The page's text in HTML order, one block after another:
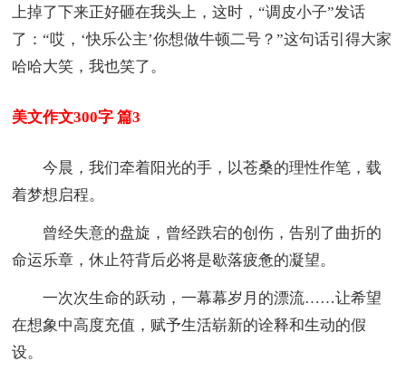
上掉了下来正好砸在我头上，这时，“调皮小子”发话
了：“哎，‘快乐公主’你想做牛顿二号？”这句话引得大家
哈哈大笑，我也笑了。
美文作文300字 篇3
今晨，我们牵着阳光的手，以苍桑的理性作笔，载
着梦想启程。
曾经失意的盘旋，曾经跌宕的创伤，告别了曲折的
命运乐章，休止符背后必将是歇落疲惫的凝望。
一次次生命的跃动，一幕幕岁月的漂流……让希望
在想象中高度充值，赋予生活崭新的诠释和生动的假
设。